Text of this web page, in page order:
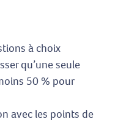
à choix
qu’une seule
50 % pour
avec les points de